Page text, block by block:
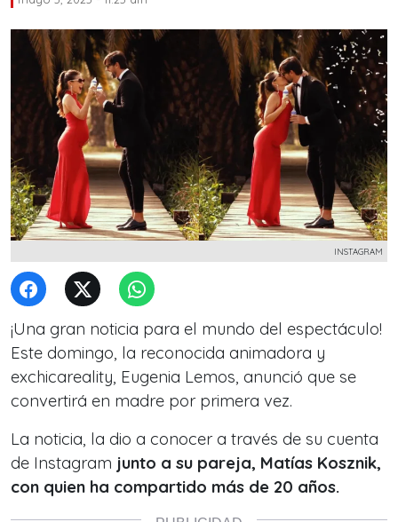
INSTAGRAM
¡Una gran noticia para el mundo del espectáculo!
Este domingo, la reconocida animadora y
exchicareality, Eugenia Lemos, anunció que se
convertirá en madre por primera vez.
La noticia, la dio a conocer a través de su cuenta
de Instagram junto a su pareja, Matías Kosznik,
con quien ha compartido más de 20 años.